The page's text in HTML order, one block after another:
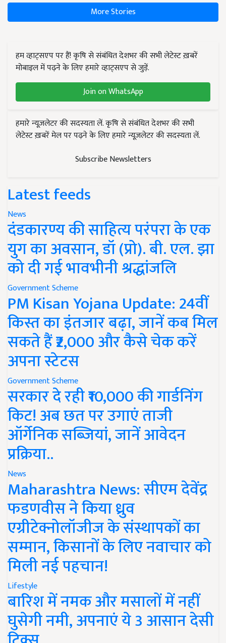
More Stories
हम व्हाट्सएप पर हैं! कृषि से संबंधित देशभर की सभी लेटेस्ट ख़बरें
मोबाइल में पढ़ने के लिए हमारे व्हाट्सएप से जुड़ें.
Join on WhatsApp
हमारे न्यूज़लेटर की सदस्यता लें. कृषि से संबंधित देशभर की सभी
लेटेस्ट ख़बरें मेल पर पढ़ने के लिए हमारे न्यूज़लेटर की सदस्यता लें.
Subscribe Newsletters
Latest feeds
News
दंडकारण्य की साहित्य परंपरा के एक
युग का अवसान, डॉ (प्रो). बी. एल. झा
को दी गई भावभीनी श्रद्धांजलि
Government Scheme
PM Kisan Yojana Update: 24वीं
किस्त का इंतजार बढ़ा, जानें कब मिल
सकते हैं ₹2,000 और कैसे चेक करें
अपना स्टेटस
Government Scheme
सरकार दे रही ₹10,000 की गार्डनिंग
किट! अब छत पर उगाएं ताजी
ऑर्गेनिक सब्जियां, जानें आवेदन
प्रक्रिया..
News
Maharashtra News: सीएम देवेंद्र
फडणवीस ने किया ध्रुव
एग्रीटेक्नोलॉजीज के संस्थापकों का
सम्मान, किसानों के लिए नवाचार को
मिली नई पहचान!
Lifestyle
बारिश में नमक और मसालों में नहीं
घुसेगी नमी, अपनाएं ये 3 आसान देसी